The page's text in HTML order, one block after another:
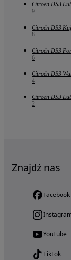
Citroën DS3
9
Citroën DS3
8
Citroën DS3
6
Citroën DS3
4
Citroën DS3
2
Znajdź nas
Facebook
YouTube
TikTok